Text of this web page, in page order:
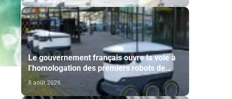
Le gouvernement français ouvre la voie à
l’homologation des premiers robots de
livraison autonome
8 août 2026